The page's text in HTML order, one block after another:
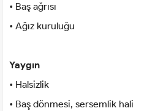
• Baş ağrısı
• Ağız kuruluğu
Yaygın
• Halsizlik
• Baş dönmesi, sersemlik hali